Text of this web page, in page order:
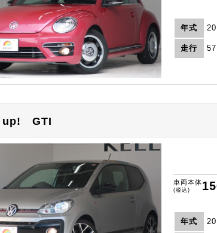
年式
走行
up! GTI
車両本体
(税込)
年式